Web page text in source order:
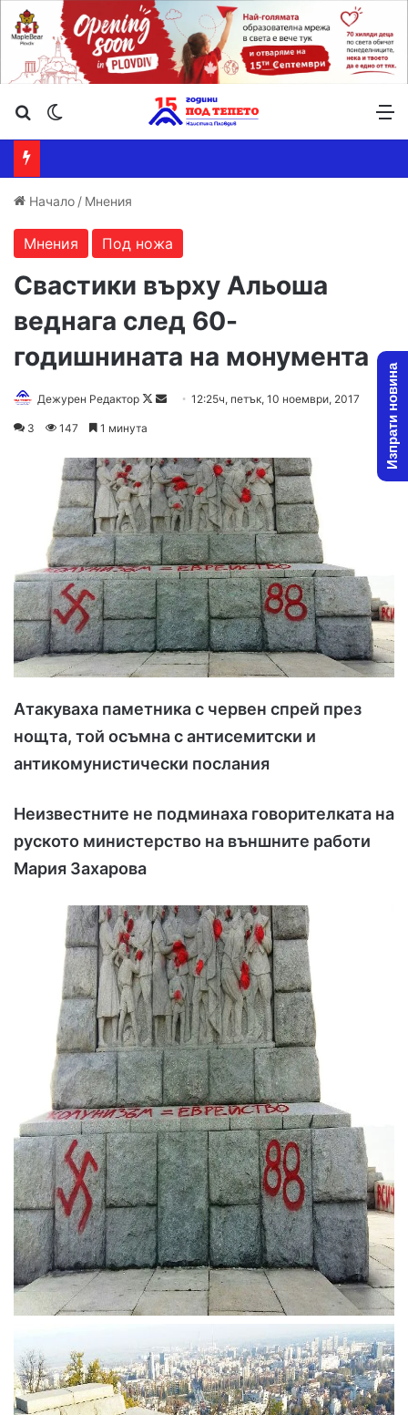
Търсене ...
Начало / Мнения
Мнения Под ножа
Свастики върху Альоша
веднага след 60-
годишнината на монумента
Дежурен Редактор
F
l
o
w
o
n
X
d
a
n
e
m
a
i
l
12:25ч, петък, 10 ноември, 2017
3 147 1 минута
Атакуваха паметника с червен спрей през
нощта, той осъмна с антисемитски и
антикомунистически послания
Неизвестните не подминаха говорителката на
руското министерство на външните работи
Мария Захарова
Изпрати новина